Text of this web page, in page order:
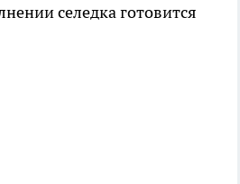
селедка готовится